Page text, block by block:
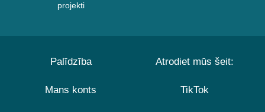
projekti
Palīdzība
Mans konts
Atrodiet mūs šeit:
TikTok